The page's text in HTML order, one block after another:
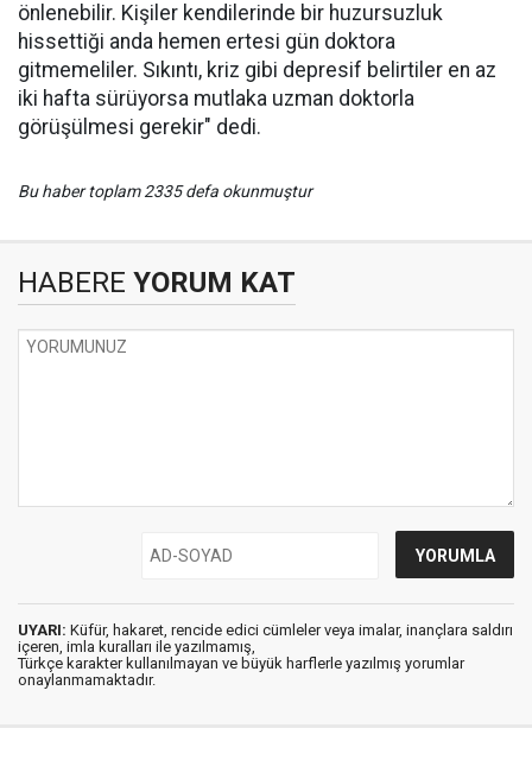
önlenebilir. Kişiler kendilerinde bir huzursuzluk
hissettiği anda hemen ertesi gün doktora
gitmemeliler. Sıkıntı, kriz gibi depresif belirtiler en az
iki hafta sürüyorsa mutlaka uzman doktorla
görüşülmesi gerekir" dedi.
Bu haber toplam 2335 defa okunmuştur
HABERE YORUM KAT
UYARI: Küfür, hakaret, rencide edici cümleler veya imalar, inançlara saldırı
içeren, imla kuralları ile yazılmamış,
Türkçe karakter kullanılmayan ve büyük harflerle yazılmış yorumlar
onaylanmamaktadır.